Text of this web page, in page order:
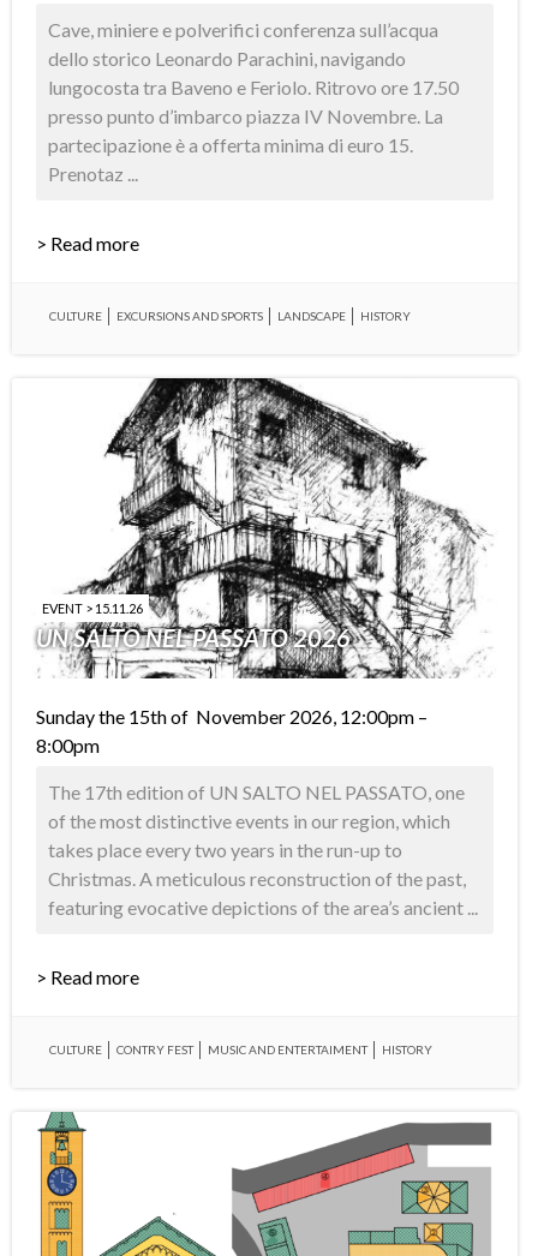
Cave, miniere e polverifici conferenza sull’acqua
dello storico Leonardo Parachini, navigando
lungocosta tra Baveno e Feriolo. Ritrovo ore 17.50
presso punto d’imbarco piazza IV Novembre. La
partecipazione è a offerta minima di euro 15.
Prenotaz ...
> Read more
CULTURE EXCURSIONS AND SPORTS LANDSCAPE HISTORY
EVENT > 15.11.26
UN SALTO NEL PASSATO 2026
Sunday the 15th of November 2026, 12:00pm –
8:00pm
The 17th edition of UN SALTO NEL PASSATO, one
of the most distinctive events in our region, which
takes place every two years in the run-up to
Christmas. A meticulous reconstruction of the past,
featuring evocative depictions of the area’s ancient ...
> Read more
CULTURE CONTRY FEST MUSIC AND ENTERTAIMENT HISTORY